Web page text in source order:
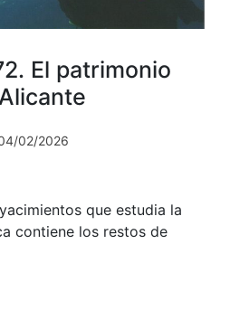
El patrimonio
02/2026
que estudia la
contiene los restos de